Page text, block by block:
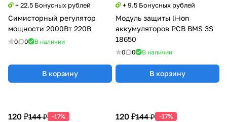
+ 9.5 Бонусных рублей
Модуль защиты li-ion
аккумуляторов PCB BMS 3S
18650
0 0 В наличии
В корзину
120 ₽144 ₽ -17% 120 ₽144 ₽ -17%
+ 22.5 Бонусных рублей
Симисторный регулятор
мощности 2000Вт 220В
0 0 В наличии
В корзину